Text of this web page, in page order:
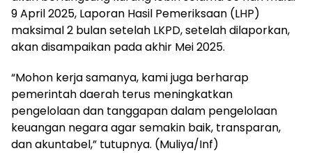
9 April 2025, Laporan Hasil Pemeriksaan (LHP)
maksimal 2 bulan setelah LKPD, setelah dilaporkan,
akan disampaikan pada akhir Mei 2025.
“Mohon kerja samanya, kami juga berharap
pemerintah daerah terus meningkatkan
pengelolaan dan tanggapan dalam pengelolaan
keuangan negara agar semakin baik, transparan,
dan akuntabel,” tutupnya. (Muliya/Inf)